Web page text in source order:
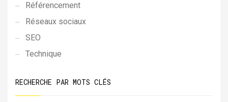
Référencement
Réseaux sociaux
SEO
Technique
RECHERCHE PAR MOTS CLÉS